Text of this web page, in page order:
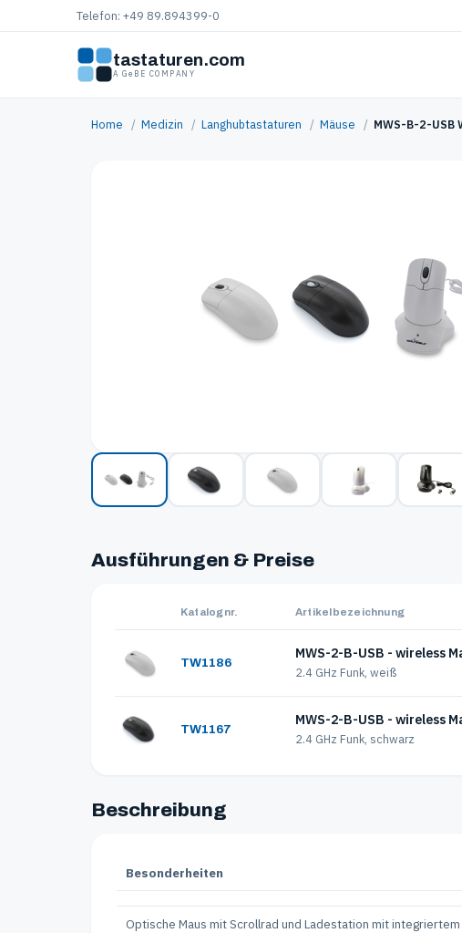
Telefon: +49 89.894399-0
tastaturen.com
A GeBE COMPANY
Home / Medizin / Langhubtastaturen / Mäuse / MWS-B-2-
Ausführungen & Preise
Katalognr. Artikelbezeichnung
TW1186
MWS-2-B-USB - wireless
2.4 GHz Funk, weiß
TW1167
MWS-2-B-USB - wireless
2.4 GHz Funk, schwarz
Beschreibung
Besonderheiten
Optische Maus mit Scrollrad und Ladestation mit integriertem